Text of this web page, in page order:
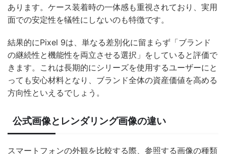
あります。ケース装着時の一体感も重視されており、実用
面での安定性を犠牲にしないのも特徴です。
結果的にPixel 9は、単なる差別化に留まらず「ブランド
の継続性と機能性を両立させる選択」をしていると評価で
きます。これは長期的にシリーズを使用するユーザーにと
っても安心材料となり、ブランド全体の資産価値を高める
方向性といえるでしょう。
公式画像とレンダリング画像の違い
スマートフォンの外観を比較する際、参照する画像の種類